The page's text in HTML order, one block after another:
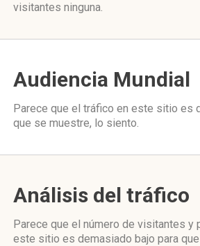
visitantes ninguna.
Audiencia Mundial
Parece que el tráfico en este sitio es
que se muestre, lo siento.
Análisis del tráfico
Parece que el número de visitantes y
este sitio es demasiado bajo para